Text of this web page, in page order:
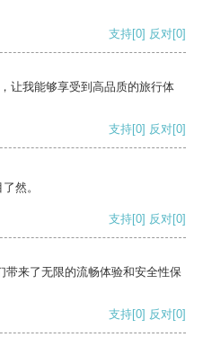
支持[0] 反对[0]
让我能够享受到高品质的旅行体
支持[0] 反对[0]
然。
支持[0] 反对[0]
来了无限的流畅体验和安全性保
支持[0] 反对[0]